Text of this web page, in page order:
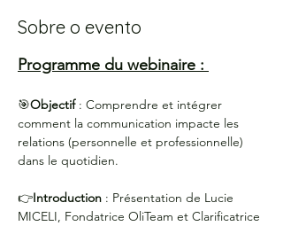
Sobre o evento
Programme du webinaire :
🎯Objectif : Comprendre et intégrer
comment la communication impacte les
relations (personnelle et professionnelle)
dans le quotidien.
👉Introduction : Présentation de Lucie
MICELI, Fondatrice OliTeam et Clarificatrice